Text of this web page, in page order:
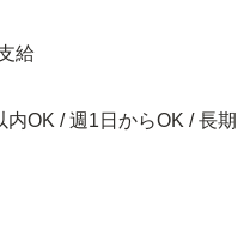
給
内OK / 週1日からOK / 長期